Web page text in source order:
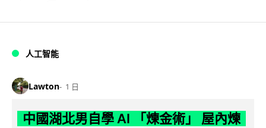
人工智能
Lawton 1 日
中國湖北男自學 AI 「煉金術」 屋內煉